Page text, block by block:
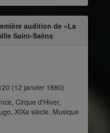
audition de «La
Saint-Saëns
(12 janvier 1880)
Cirque d'Hiver,
XIXe siècle, Musique